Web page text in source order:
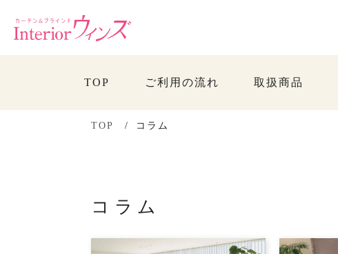
TOP ご利用の流れ 取扱商品
TOP コラム
コラム